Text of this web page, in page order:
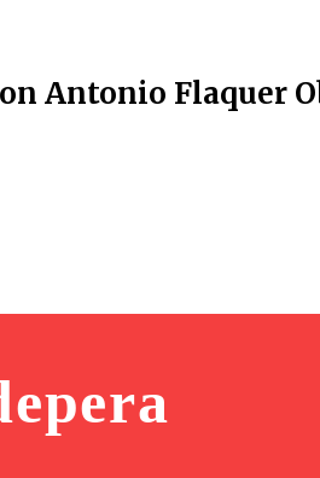
Antonio Flaquer